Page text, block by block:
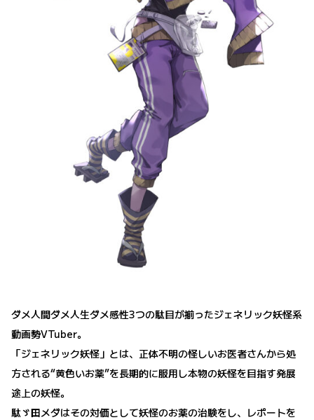
ダメ人間ダメ人生ダメ感性3つの駄目が揃ったジェネリック妖怪系
動画勢VTuber。
「ジェネリック妖怪」とは、正体不明の怪しいお医者さんから処
方される“黄色いお薬”を長期的に服用し本物の妖怪を目指す発展
途上の妖怪。
駄ゞ田メダはその対価として妖怪のお薬の治験をし、レポートを